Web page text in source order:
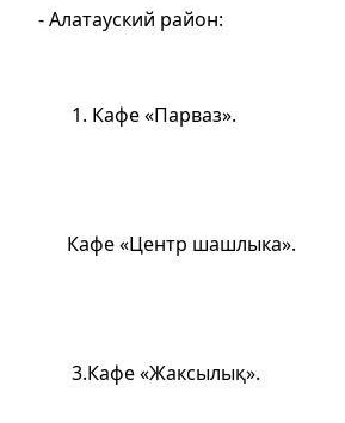
- Алатауский район:
1. Кафе «Парваз».
Кафе «Центр шашлыка».
3.Кафе «Жаксылық».